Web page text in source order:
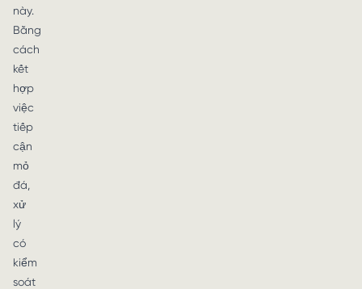
này.
Bằng
cách
kết
hợp
việc
tiếp
cận
mỏ
đá,
xử
lý
có
kiểm
soát